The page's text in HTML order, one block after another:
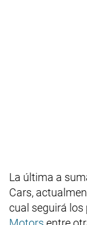
La última a
Cars,
cual seguirá los